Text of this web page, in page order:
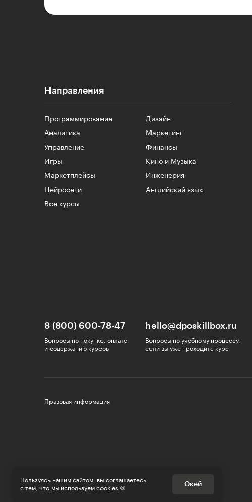
Направления
Программирование
Дизайн
Аналитика
Маркетинг
Управление
Финансы
Игры
Кино и Музыка
Маркетплейсы
Инженерия
Нейросети
Английский язык
Все курсы
8 (800) 600-78-47
Вопросы по покупке, оплате
и содержанию курсов
hello@dposkillbox.ru
Вопросы по учебному процессу,
если вы уже проходите курс
Правовая информация
Пользуясь нашим сайтом, вы соглашаетесь
с тем, что мы используем cookies 🍪
Окей